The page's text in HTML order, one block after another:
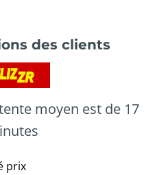
des clients
moyen est de 17
prix